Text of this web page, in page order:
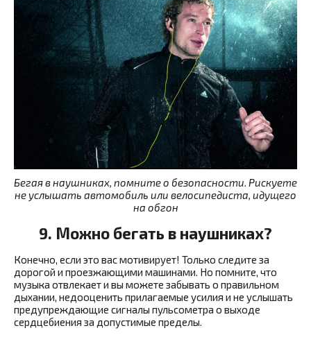
Бегая в наушниках, помните о безопасности. Рискуете
не услышать автомобиль или велосипедиста, идущего
на обгон
9. Можно бегать в наушниках?
Конечно, если это вас мотивирует! Только следите за
дорогой и проезжающими машинами. Но помните, что
музыка отвлекает и вы можете забывать о правильном
дыхании, недооценить прилагаемые усилия и не услышать
предупреждающие сигналы пульсометра о выходе
сердцебиения за допустимые пределы.